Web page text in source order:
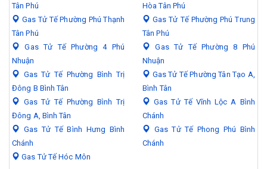
Tân Phú
Hòa Tân Phú
Gas Tử Tế Phường Phú Thạnh
Tân Phú
Gas Tử Tế Phường Phú Trung
Tân Phú
Gas Tử Tế Phường 4 Phú
Nhuận
Gas Tử Tế Phường 8 Phú
Nhuận
Gas Tử Tế Phường Bình Trị
Đông B Bình Tân
Gas Tử Tế Phường Tân Tạo A,
Bình Tân
Gas Tử Tế Phường Bình Trị
Đông A, Bình Tân
Gas Tử Tế Vĩnh Lộc A Bình
Chánh
Gas Tử Tế Bình Hưng Bình
Chánh
Gas Tử Tế Phong Phú Bình
Chánh
Gas Tử Tế Hóc Môn